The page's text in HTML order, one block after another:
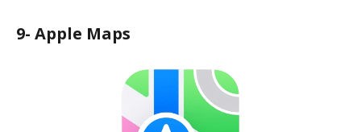
9- Apple Maps